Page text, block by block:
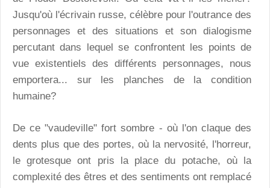
Jusqu'où l'écrivain russe, célèbre pour l'outrance des
personnages et des situations et son dialogisme
percutant dans lequel se confrontent les points de
vue existentiels des différents personnages, nous
emportera... sur les planches de la condition
humaine?
De ce "vaudeville" fort sombre - où l'on claque des
dents plus que des portes, où la nervosité, l'horreur,
le grotesque ont pris la place du potache, où la
complexité des êtres et des sentiments ont remplacé